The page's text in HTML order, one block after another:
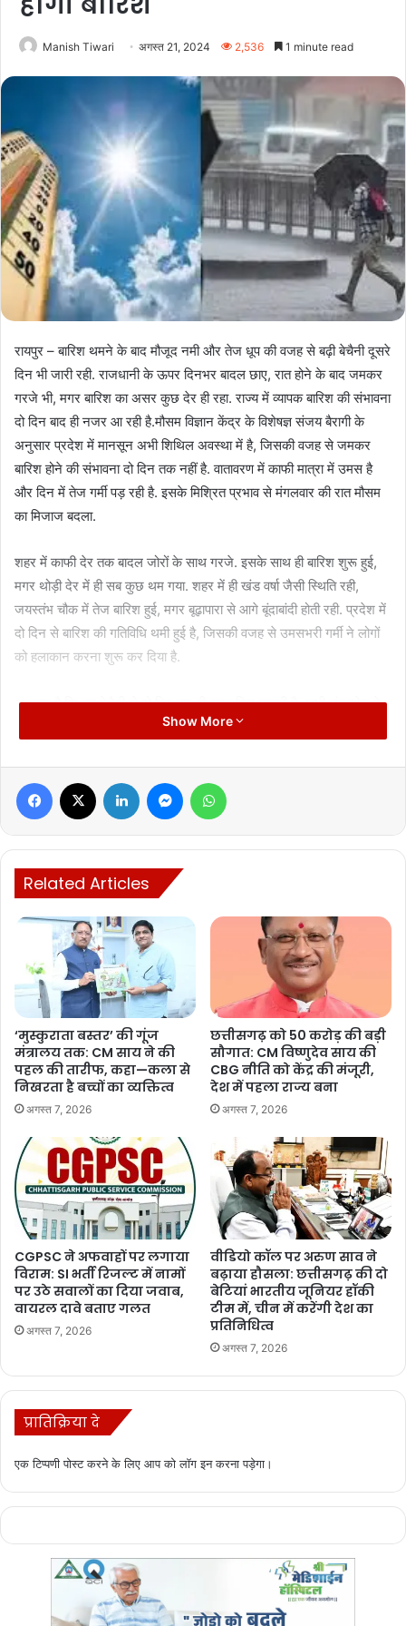
Manish Tiwari अगस्त 21, 2024 2,536 1 minute read
रायपुर – बारिश थमने के बाद मौजूद नमी और तेज धूप की वजह से बढ़ी बेचैनी दूसरे
दिन भी जारी रही. राजधानी के ऊपर दिनभर बादल छाए, रात होने के बाद जमकर
गरजे भी, मगर बारिश का असर कुछ देर ही रहा. राज्य में व्यापक बारिश की संभावना
दो दिन बाद ही नजर आ रही है.मौसम विज्ञान केंद्र के विशेषज्ञ संजय बैरागी के
अनुसार प्रदेश में मानसून अभी शिथिल अवस्था में है, जिसकी वजह से जमकर
बारिश होने की संभावना दो दिन तक नहीं है. वातावरण में काफी मात्रा में उमस है
और दिन में तेज गर्मी पड़ रही है. इसके मिश्रित प्रभाव से मंगलवार की रात मौसम
का मिजाज बदला.
शहर में काफी देर तक बादल जोरों के साथ गरजे. इसके साथ ही बारिश शुरू हुई,
मगर थोड़ी देर में ही सब कुछ थम गया. शहर में ही खंड वर्षा जैसी स्थिति रही,
जयस्तंभ चौक में तेज बारिश हुई, मगर बूढ़ापारा से आगे बूंदाबांदी होती रही. प्रदेश में
दो दिन से बारिश की गतिविधि थमी हुई है, जिसकी वजह से उमसभरी गर्मी ने लोगों
को हलाकान करना शुरू कर दिया है.
अनुमान है कि इस बेचैनी से दो दिन बाद ही राहत मिल सकती है. अभी बांग्लादेश के
ऊपर निम्नदाब का क्षेत्र और चक्रीय चक्रवाती घेरा स्थित है. इसके उत्तर- पश्चिम
हल्की से मध्यम वर्षा अथवा गरज-चमक के साथ छीटें पड़ने की संभावना है.
तापमान 30 से 35 के बीचप्रदेश के प्रमुख शहरों का तापमान मंगलवार को 30 से
डिग्री रहा, वहीं राजनांदगांव का सर्वाधिक 35.5 डिग्री रिकार्ड किया गया. सबसे
कम तापमान जगदलपुर का 30.7 डिग्री रहा.मंगलवार को दिनभर में बिलासपुर में
ही 43 मिमी. बारिश दर्ज की गई और शेष इलाकों में छींटे पड़ने जैसी स्थिति बनी
रही. बरहाल अगले चौबीस घंटे में राज्य में अनेक स्थानों पर हल्की से मध्यम वर्षा
अथवा गरज-चमक के साथ छीटें पड़ने की संभावना मौसम विभाग ने जताया है.
Manish Tiwari
Show More
Facebook LinkedIn Messenger
Related Articles
‘मुस्कुराता बस्तर’ की गूंज
मंत्रालय तक: CM साय ने की
पहल की तारीफ, कहा—कला से
निखरता है बच्चों का व्यक्तित्व
अगस्त 7, 2026
छत्तीसगढ़ को 50 करोड़ की बड़ी
सौगात: CM विष्णुदेव साय की
CBG नीति को केंद्र की मंजूरी,
देश में पहला राज्य बना
अगस्त 7, 2026
CGPSC ने अफवाहों पर लगाया
विराम: SI भर्ती रिजल्ट में नामों
पर उठे सवालों का दिया जवाब,
वायरल दावे बताए गलत
अगस्त 7, 2026
वीडियो कॉल पर अरुण साव ने
बढ़ाया हौसला: छत्तीसगढ़ की दो
बेटियां भारतीय जूनियर हॉकी
टीम में, चीन में करेंगी देश का
प्रतिनिधित्व
अगस्त 7, 2026
प्रातिक्रिया दे
एक टिप्पणी पोस्ट करने के लिए आप कोलॉग इनकरना पड़ेगा।